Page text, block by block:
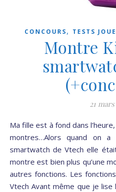
CONCOURS, TESTS
Montre
21 mars
Ma fille est à fond dans l’heure, apprendre à lire l’heure, les
montres…Alors quand on
smartwatch de Vtech elle
montre est bien plus qu’une
autres fonctions. Les
Vtech Avant même que je lise